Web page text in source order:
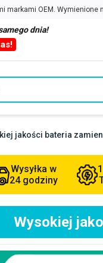
dnia!
jakości bateria
Wysyłka w
24 godziny
Wysokiej